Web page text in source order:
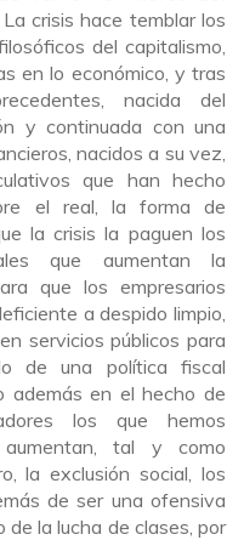
La crisis hace temblar los
del capitalismo,
en lo económico, y tras
nacida del
y continuada con una
nacidos a su vez,
que han hecho
el real, la forma de
la crisis la paguen los
que aumentan la
que los empresarios
a despido limpio,
servicios públicos para
de una política fiscal
además en el hecho de
los que hemos
aumentan, tal y como
la exclusión social, los
de ser una ofensiva
de la lucha de clases, por